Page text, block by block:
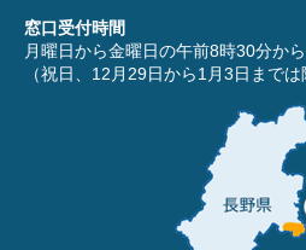
窓口受付時間
月曜日から金曜日の午前8時30分か
（祝日、12月29日から1月3日までは